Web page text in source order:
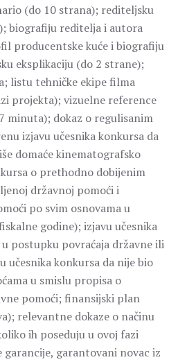
(do 10 strana); rediteljsku
biografiјu reditelja i autora
producentske kuće i biografiju
eksplikaciju (do 2 strane);
listu tehničke ekipe filma
projekta); vizuelne reference
minuta); dokaz o regulisanim
izjavu učesnika konkursa da
domaće kinematografsko
o prethodno dobijenim
državnoj pomoći i
po svim osnovama u
godine); izjavu učesnika
postupku povraćaja državne ili
učesnika konkursa da nije bio
u smislu propisa o
pomoći; finansijski plan
relevantne dokaze o načinu
ih poseduјu u ovoј fazi
garantovani novac iz